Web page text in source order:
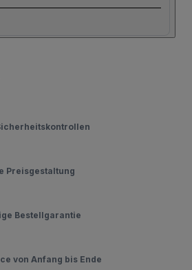
Preisgestaltung
Bestellgarantie
von Anfang bis Ende